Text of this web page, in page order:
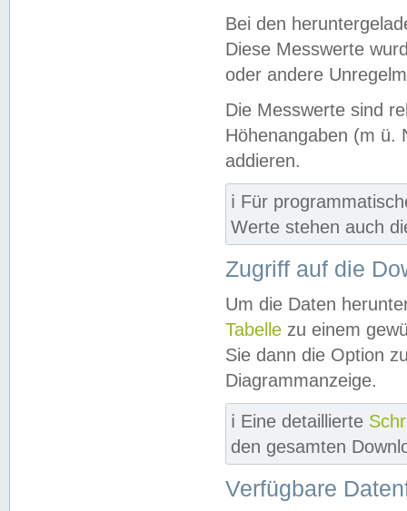
Bei den
Diese Messwerte
oder andere
Die Messwerte sind
Höhenangaben (m ü.
addieren.
ℹ️ Für
Werte stehen auch
Zugriff auf die
Um die Daten
Tabelle zu einem
Sie dann die Option
Diagrammanzeige.
ℹ️ Eine detaillierte
den gesamten
Verfügbare